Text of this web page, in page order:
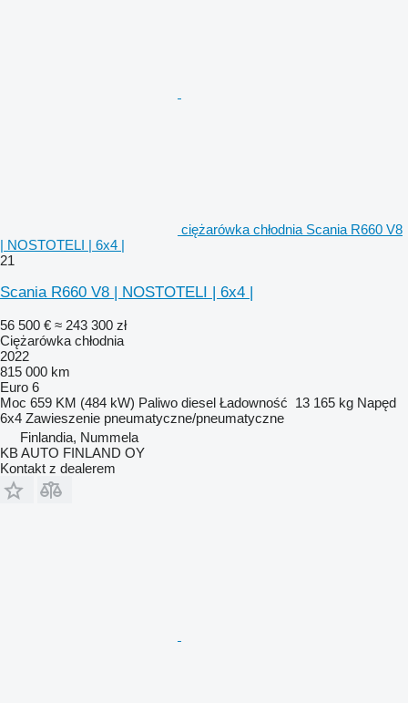
ciężarówka chłodnia Scania R660 V8
| NOSTOTELI | 6x4 |
21
Scania R660 V8 | NOSTOTELI | 6x4 |
56 500 € ≈ 243 300 zł
Ciężarówka chłodnia
2022
815 000 km
Euro 6
Moc 659 KM (484 kW) Paliwo diesel Ładowność 13 165 kg Napęd
6x4 Zawieszenie pneumatyczne/pneumatyczne
Finlandia, Nummela
KB AUTO FINLAND OY
Kontakt z dealerem